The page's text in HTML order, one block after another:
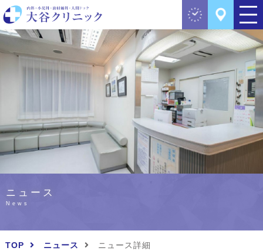
ニュース
News
TOP ニュース ニュース詳細